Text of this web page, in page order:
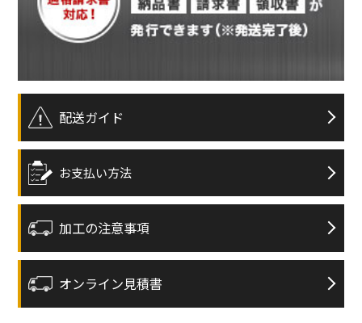
配送ガイド
お支払い方法
加工の注意事項
オンライン見積書